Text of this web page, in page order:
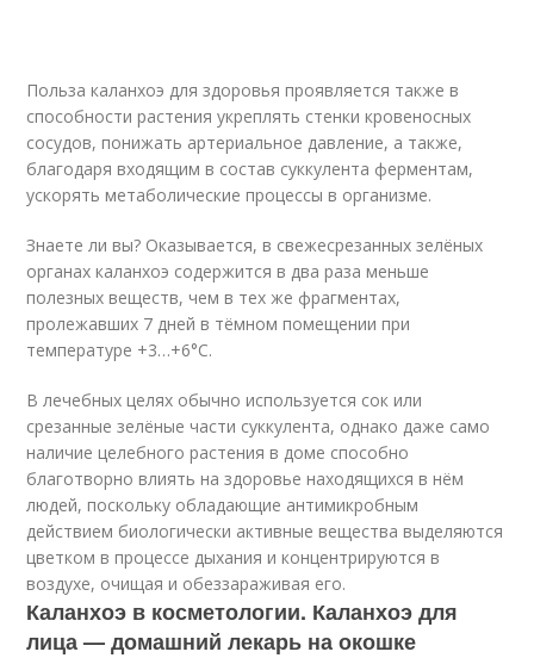
Польза каланхоэ для здоровья проявляется также в
способности растения укреплять стенки кровеносных
сосудов, понижать артериальное давление, а также,
благодаря входящим в состав суккулента ферментам,
ускорять метаболические процессы в организме.
Знаете ли вы? Оказывается, в свежесрезанных зелёных
органах каланхоэ содержится в два раза меньше
полезных веществ, чем в тех же фрагментах,
пролежавших 7 дней в тёмном помещении при
температуре +3…+6°C.
В лечебных целях обычно используется сок или
срезанные зелёные части суккулента, однако даже само
наличие целебного растения в доме способно
благотворно влиять на здоровье находящихся в нём
людей, поскольку обладающие антимикробным
действием биологически активные вещества выделяются
цветком в процессе дыхания и концентрируются в
воздухе, очищая и обеззараживая его.
Каланхоэ в косметологии. Каланхоэ для
лица — домашний лекарь на окошке